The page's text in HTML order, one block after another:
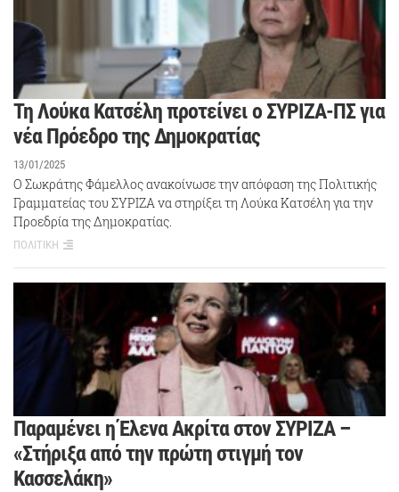
Τη Λούκα Κατσέλη προτείνει ο ΣΥΡΙΖΑ-ΠΣ για
νέα Πρόεδρο της Δημοκρατίας
13/01/2025
Ο Σωκράτης Φάμελλος ανακοίνωσε την απόφαση της Πολιτικής
Γραμματείας του ΣΥΡΙΖΑ να στηρίξει τη Λούκα Κατσέλη για την
Προεδρία της Δημοκρατίας.
ΠΟΛΙΤΙΚΗ
Παραμένει η Έλενα Ακρίτα στον ΣΥΡΙΖΑ –
«Στήριξα από την πρώτη στιγμή τον
Κασσελάκη»